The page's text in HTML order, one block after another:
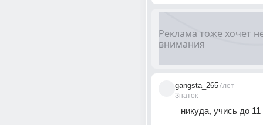
gangsta_265
Знаток
7лет
никуда, учись до 11